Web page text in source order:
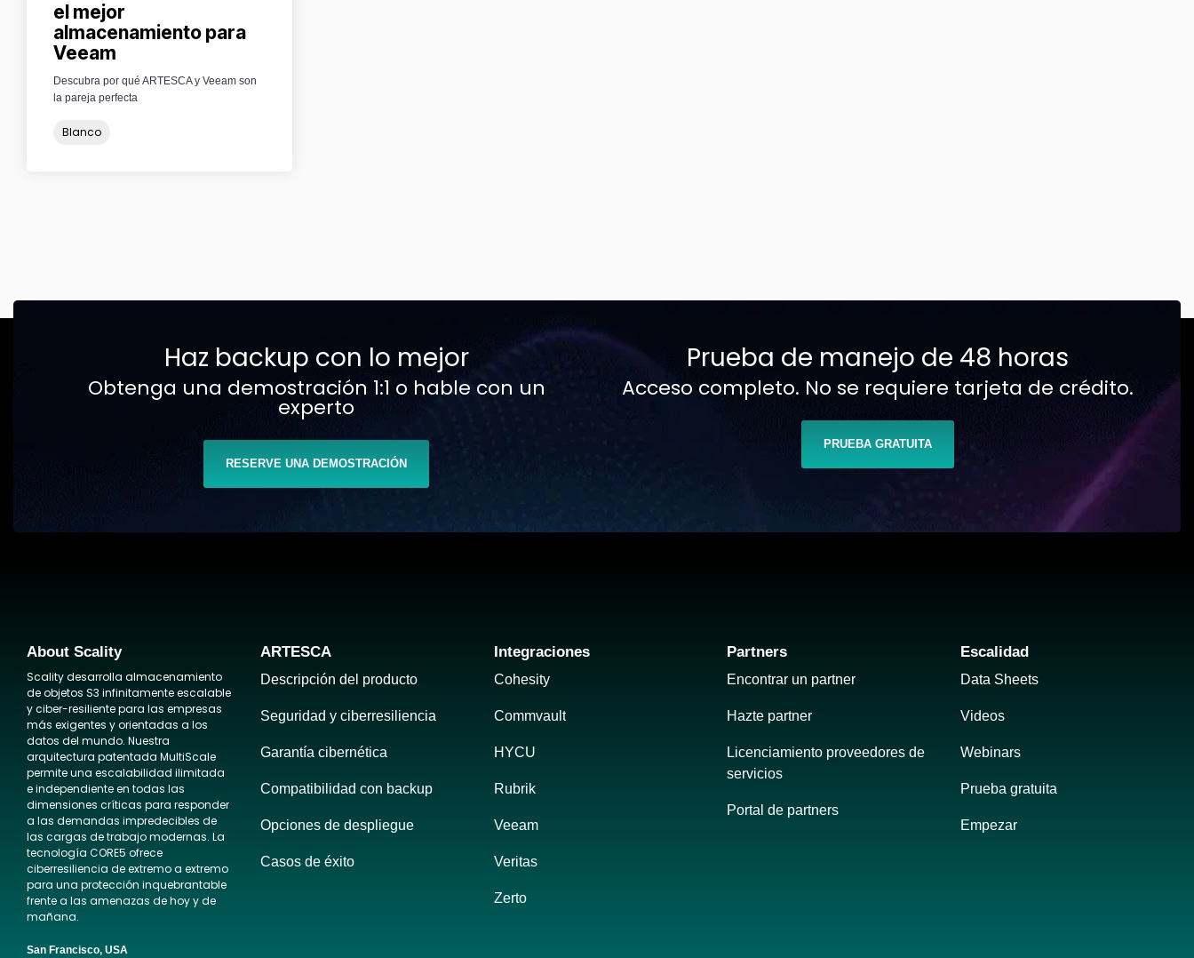
el mejor
almacenamiento para
Veeam
Descubra por qué ARTESCA y Veeam son
la pareja perfecta
Blanco
Haz backup con lo mejor
Obtenga una demostración 1:1 o hable con un
experto
RESERVE UNA DEMOSTRACIÓN
Prueba de manejo de 48 horas
Acceso completo. No se requiere tarjeta de crédito.
PRUEBA GRATUITA
About Scality
Scality desarrolla almacenamiento
de objetos S3 infinitamente escalable
y ciber-resiliente para las empresas
más exigentes y orientadas a los
datos del mundo. Nuestra
arquitectura patentada MultiScale
permite una escalabilidad ilimitada
e independiente en todas las
dimensiones críticas para responder
a las demandas impredecibles de
las cargas de trabajo modernas. La
tecnología CORE5 ofrece
ciberresiliencia de extremo a extremo
para una protección inquebrantable
frente a las amenazas de hoy y de
mañana.
San Francisco, USA
ARTESCA
Descripción del producto
Seguridad y ciberresiliencia
Garantía cibernética
Compatibilidad con backup
Opciones de despliegue
Casos de éxito
Integraciones
Cohesity
Commvault
HYCU
Rubrik
Veeam
Veritas
Zerto
Partners
Encontrar un partner
Hazte partner
Licenciamiento proveedores de
servicios
Portal de partners
Escalidad
Data Sheets
Videos
Webinars
Prueba gratuita
Empezar